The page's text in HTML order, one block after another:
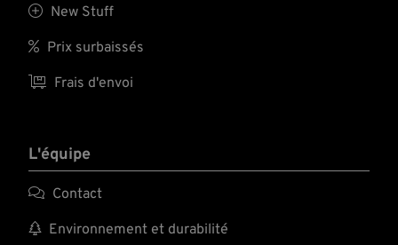
 New Stuff
 Prix surbaissés
 Frais d'envoi
L'équipe
 Contact
 Environnement et durabilité